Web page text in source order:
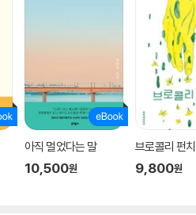
아직 멀었다는 말
10,500원
브로콜리 펀치
9,800원